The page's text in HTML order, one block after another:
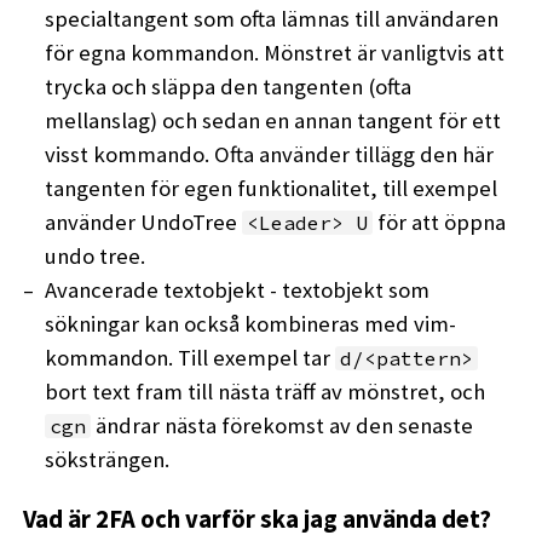
specialtangent som ofta lämnas till användaren
för egna kommandon. Mönstret är vanligtvis att
trycka och släppa den tangenten (ofta
mellanslag) och sedan en annan tangent för ett
visst kommando. Ofta använder tillägg den här
tangenten för egen funktionalitet, till exempel
använder UndoTree <Leader> U för att öppna
undo tree.
Avancerade textobjekt - textobjekt som
sökningar kan också kombineras med vim-
kommandon. Till exempel tar d/<pattern>
bort text fram till nästa träff av mönstret, och
cgn ändrar nästa förekomst av den senaste
söksträngen.
Vad är 2FA och varför ska jag använda det?